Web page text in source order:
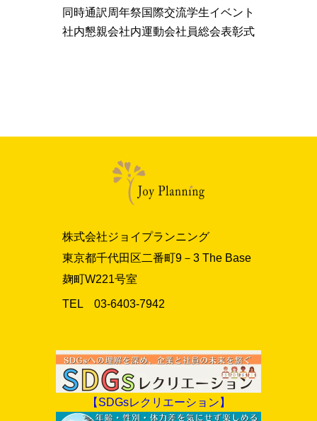
同時通訳 周年祭国際交流学生イベント
社内懇親会社内運動会社員総会表彰式
株式会社ジョイプランニング
東京都千代田区二番町9－3 The Base
麹町W221号室
TEL 03‐6403‐7942
【SDGsレクリエーション】